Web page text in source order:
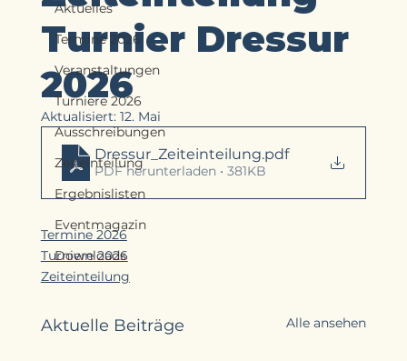
Aktuelles
Termine 2026
Veranstaltungen
Turniere 2026
Ausschreibungen
Zeiteinteilung
Ergebnislisten
Eventmagazin
Downloads
Turnier Dressur
2026
Aktualisiert: 12. Mai
Dressur_Zeiteinteilung.pdf
PDF herunterladen • 381KB
Termine 2026
Turniere 2026
Zeiteinteilung
Aktuelle Beiträge Alle ansehen